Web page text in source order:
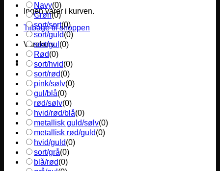
Ingen varer i kurven.
Tilbage til shoppen
Varekurv
Navy(0)
Grøn(0)
sort/sort(0)
sort/guld(0)
sort/gul (0)
Rød(0)
sort/hvid(0)
sort/rød(0)
pink/sølv(0)
gul/blå(0)
rød/sølv(0)
hvid/rød/blå(0)
metallisk guld/sølv(0)
metallisk rød/guld(0)
hvid/guld(0)
sort/grå(0)
blå/rød(0)